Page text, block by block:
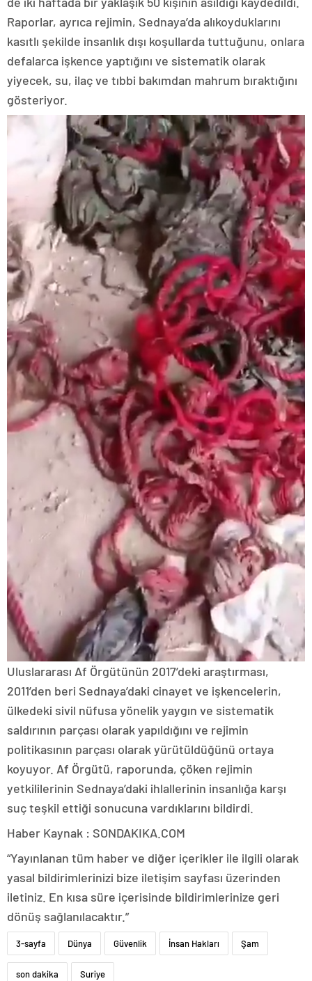
Raporlar, ayrıca rejimin, Sednaya’da alıkoyduklarını
kasıtlı şekilde insanlık dışı koşullarda tuttuğunu, onlara
defalarca işkence yaptığını ve sistematik olarak
yiyecek, su, ilaç ve tıbbi bakımdan mahrum bıraktığını
gösteriyor.
Uluslararası Af Örgütünün 2017’deki araştırması,
2011’den beri Sednaya’daki cinayet ve işkencelerin,
ülkedeki sivil nüfusa yönelik yaygın ve sistematik
saldırının parçası olarak yapıldığını ve rejimin
politikasının parçası olarak yürütüldüğünü ortaya
koyuyor. Af Örgütü, raporunda, çöken rejimin
yetkililerinin Sednaya’daki ihlallerinin insanlığa karşı
suç teşkil ettiği sonucuna vardıklarını bildirdi.
Haber Kaynak : SONDAKIKA.COM
“Yayınlanan tüm haber ve diğer içerikler ile ilgili olarak
yasal bildirimlerinizi bize iletişim sayfası üzerinden
iletiniz. En kısa süre içerisinde bildirimlerinize geri
dönüş sağlanılacaktır.”
3-sayfa Dünya Güvenlik İnsan Hakları Şam
son dakika Suriye